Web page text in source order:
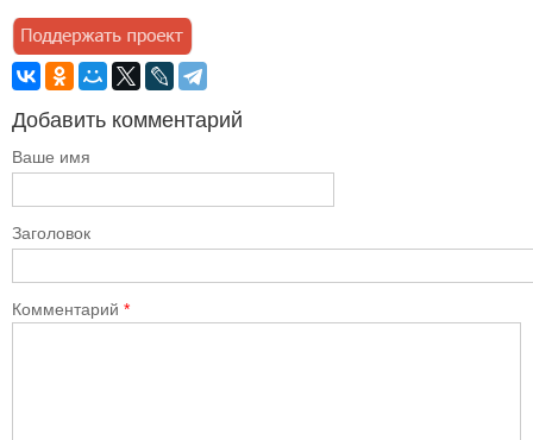
Добавить комментарий
Ваше имя
Заголовок
Комментарий *